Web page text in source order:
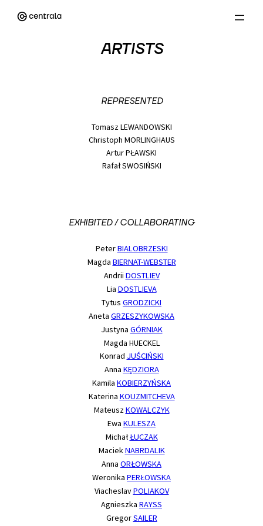
Przejdź
ARTISTS
REPRESENTED
Tomasz LEWANDOWSKI
Christoph MORLINGHAUS
Artur PŁAWSKI
Rafał SWOSIŃSKI
EXHIBITED / COLLABORATING
PeterBIALOBRZESKI
Magda BIERNAT-WEBSTER
Andrii DOSTLIEV
Lia DOSTLIEVA
Tytus GRODZICKI
Aneta GRZESZYKOWSKA
Justyna GÓRNIAK
Magda HUECKEL
Konrad JUŚCIŃSKI
Anna KĘDZIORA
Kamila KOBIERZYŃSKA
Katerina KOUZMITCHEVA
MateuszKOWALCZYK
Ewa KULESZA
MichałŁUCZAK
MaciekNABRDALIK
Anna ORŁOWSKA
Weronika PERŁOWSKA
ViacheslavPOLIAKOV
Agnieszka RAYSS
GregorSAILER